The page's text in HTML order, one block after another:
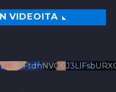
VIDEOITA